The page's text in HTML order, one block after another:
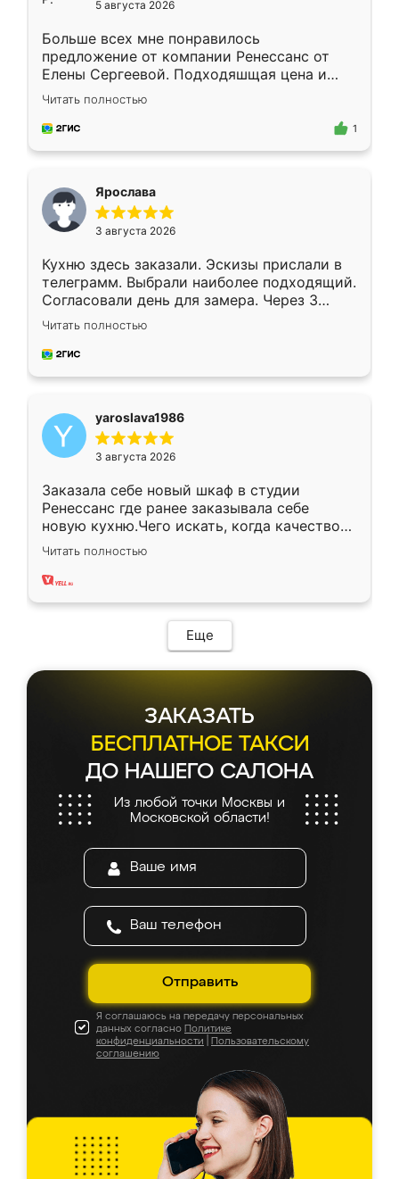
5 августа 2026
Больше всех мне понравилось
предложение от компании Ренессанс от
Елены Сергеевой. Подходяшщая цена и
короткие сроки изготовления. Приехавший
для замера сотрудник Владислав
предложил по моему эскизу самый
Читать полностью
1
Ярослава
3 августа 2026
Кухню здесь заказали. Эскизы прислали в
телеграмм. Выбрали наиболее подходящий.
Согласовали день для замера. Через 3
недели кухня была уже готова. Остались
довольны работой. Спасибо Ренессанс
мебель за качественную работу!
Читать полностью
yaroslava1986
3 августа 2026
Заказала себе новый шкаф в студии
Ренессанс где ранее заказывала себе
новую кухню.Чего искать, когда качеством
вполне довольна. Служит кухня уже почти
два года, нареканий нет.
Читать полностью
Еще
ЗАКАЗАТЬ
БЕСПЛАТНОЕ ТАКСИ
ДО НАШЕГО САЛОНА
Из любой точки Москвы и
Московской области!
Отправить
Я соглашаюсь на передачу персональных
данных согласно Политике
конфиденциальности
Пользовательскому
соглашению